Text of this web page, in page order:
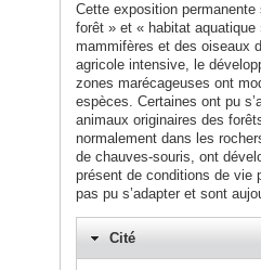
Cette exposition
forêt » et « habitat
mammifères et des oiseaux
agricole intensive, le
zones marécageuses ont
espèces. Certaines ont pu
animaux originaires des
normalement dans les
de chauves-souris, ont
présent de conditions de vie
pas pu s’adapter et sont
Cité